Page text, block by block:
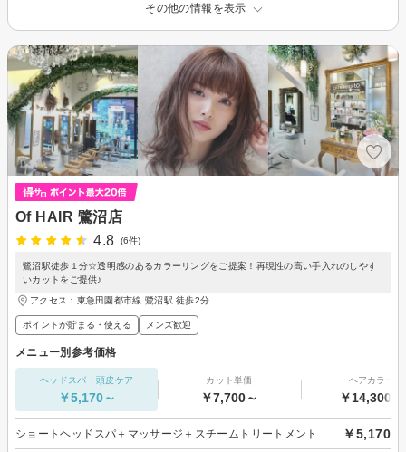
その他の情報を表示
Of HAIR 鷺沼店
4.8
(6件)
鷺沼駅徒歩１分☆透明感のあるカラーリングをご提案！再現性の高い手入れのしやす
いカットをご提供♪
アクセス：東急田園都市線 鷺沼駅 徒歩2分
ポイントが貯まる・使える メンズ歓迎
メニュー別参考価格
ヘッドスパ・頭皮ケア
￥5,170～
カット単価
￥7,700～
ヘアカラー
￥14,300～
ショートヘッドスパ＋マッサージ＋スチームトリートメント ￥5,170